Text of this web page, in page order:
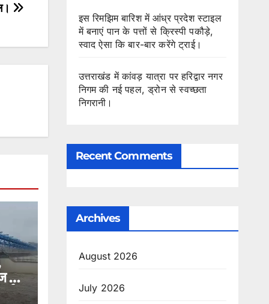
से
इस रिमझिम बारिश में आंध्र प्रदेश स्टाइल
में बनाएं पान के पत्तों से क्रिस्पी पकौड़े,
स्वाद ऐसा कि बार-बार करेंगे ट्राई।
उत्तराखंड में कांवड़ यात्रा पर हरिद्वार नगर
निगम की नई पहल, ड्रोन से स्वच्छता
निगरानी।
Recent Comments
Archives
August 2026
July 2026